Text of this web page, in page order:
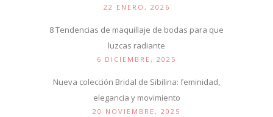
22 ENERO, 2026
8 Tendencias de maquillaje de bodas para que
luzcas radiante
6 DICIEMBRE, 2025
Nueva colección Bridal de Sibilina: feminidad,
elegancia y movimiento
20 NOVIEMBRE, 2025